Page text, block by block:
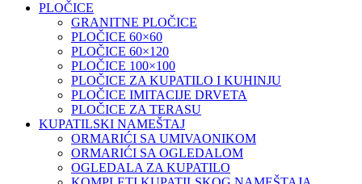
PLOČICE
GRANITNE PLOČICE
PLOČICE 60×60
PLOČICE 60×120
PLOČICE 100×100
PLOČICE ZA KUPATILO I KUHINJU
PLOČICE IMITACIJE DRVETA
PLOČICE ZA TERASU
KUPATILSKI NAMEŠTAJ
ORMARIĆI SA UMIVAONIKOM
ORMARIĆI SA OGLEDALOM
OGLEDALA ZA KUPATILO